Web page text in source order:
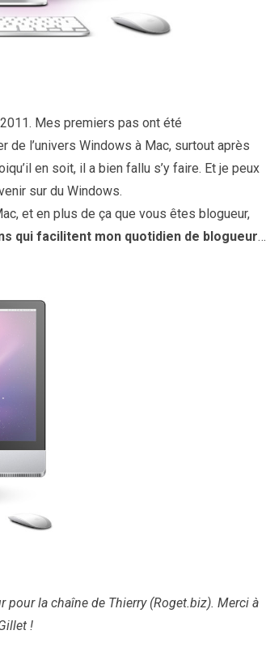
Mes premiers pas ont été
de l’univers Windows à Mac, surtout après
en soit, il a bien fallu s’y faire. Et je peux
sur du Windows.
et en plus de ça que vous êtes blogueur,
qui facilitent mon quotidien de blogueur…
pour la chaîne de Thierry (Roget.biz). Merci à
!